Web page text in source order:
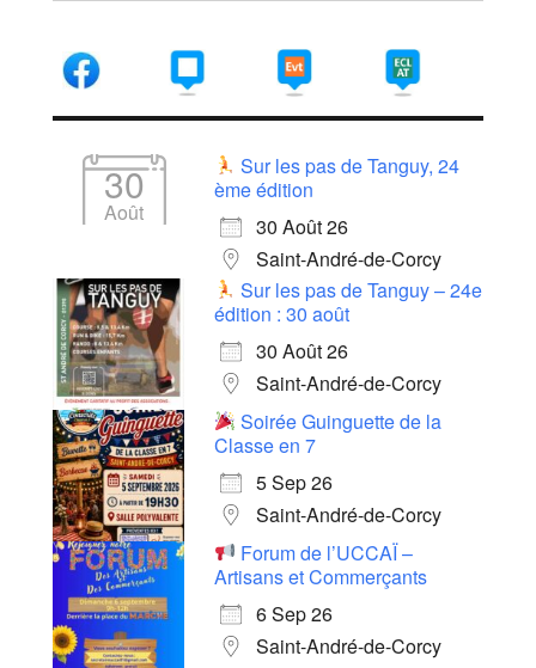
30
Août
Sur les pas de Tanguy, 24
ème édition
30 Août 26
Saint-André-de-Corcy
Sur les pas de Tanguy – 24e
édition : 30 août
30 Août 26
Saint-André-de-Corcy
Soirée Guinguette de la
Classe en 7
5 Sep 26
Saint-André-de-Corcy
Forum de l’UCCAÏ –
Artisans et Commerçants
6 Sep 26
Saint-André-de-Corcy